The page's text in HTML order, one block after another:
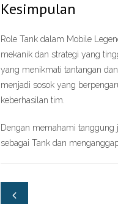
Kesimpulan
Role Tank dalam Mobile
mekanik dan strategi yang
yang menikmati tantangan
menjadi sosok yang
keberhasilan tim.
Dengan memahami tanggung
sebagai Tank dan